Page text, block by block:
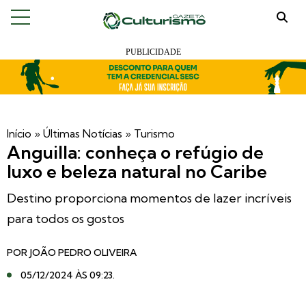
Início » Últimas Notícias » Turismo
Anguilla: conheça o refúgio de
luxo e beleza natural no Caribe
Destino proporciona momentos de lazer incríveis
para todos os gostos
POR JOÃO PEDRO OLIVEIRA
05/12/2024 ÀS 09:23.